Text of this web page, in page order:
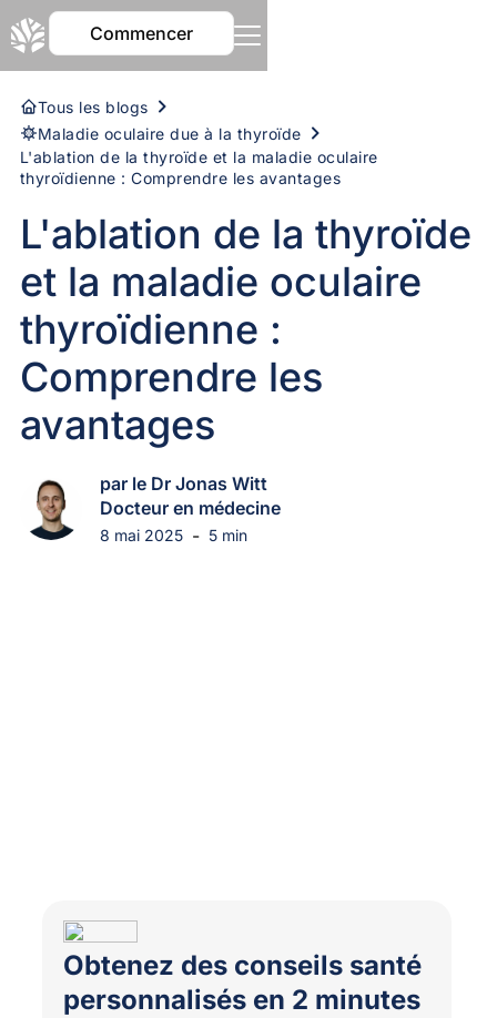
Commencer
Tous les blogs
Maladie oculaire due à la thyroïde
L'ablation de la thyroïde et la maladie oculaire
thyroïdienne : Comprendre les avantages
L'ablation de la thyroïde
et la maladie oculaire
thyroïdienne :
Comprendre les
avantages
par le Dr Jonas Witt
Docteur en médecine
8 mai 2025 - 5 min
Obtenez des conseils santé
personnalisés en 2 minutes